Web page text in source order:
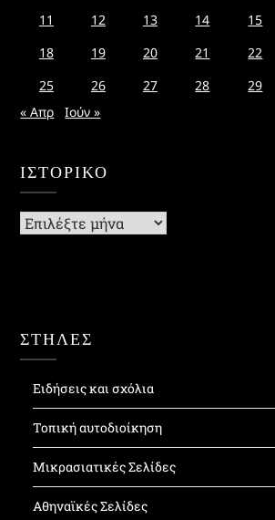
11
12 13 14 15
18
19 20 21 22
25
26 27 28 29
« Απρ
Ιούν »
ΙΣΤΟΡΙΚΌ
Ιστορικό
ΣΤΗΛΕΣ
Ειδήσεις και σχόλια
Τοπική αυτοδιοίκηση
Μικρασιατικές Σελίδες
Αθηναϊκές Σελίδες